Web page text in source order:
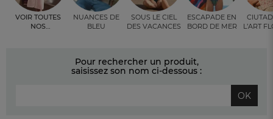
Nuances de
bleu
Sous le ciel
des vacances
Escapade en
bord de mer l’art
Voir toutes
nos
Pour rechercher un produit,
saisissez son nom ci-dessous :
OK